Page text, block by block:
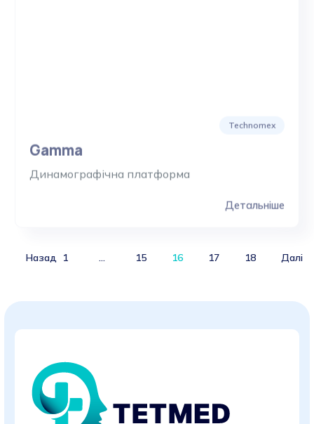
Products
Назад 1 … 15 16 17 18 Далі